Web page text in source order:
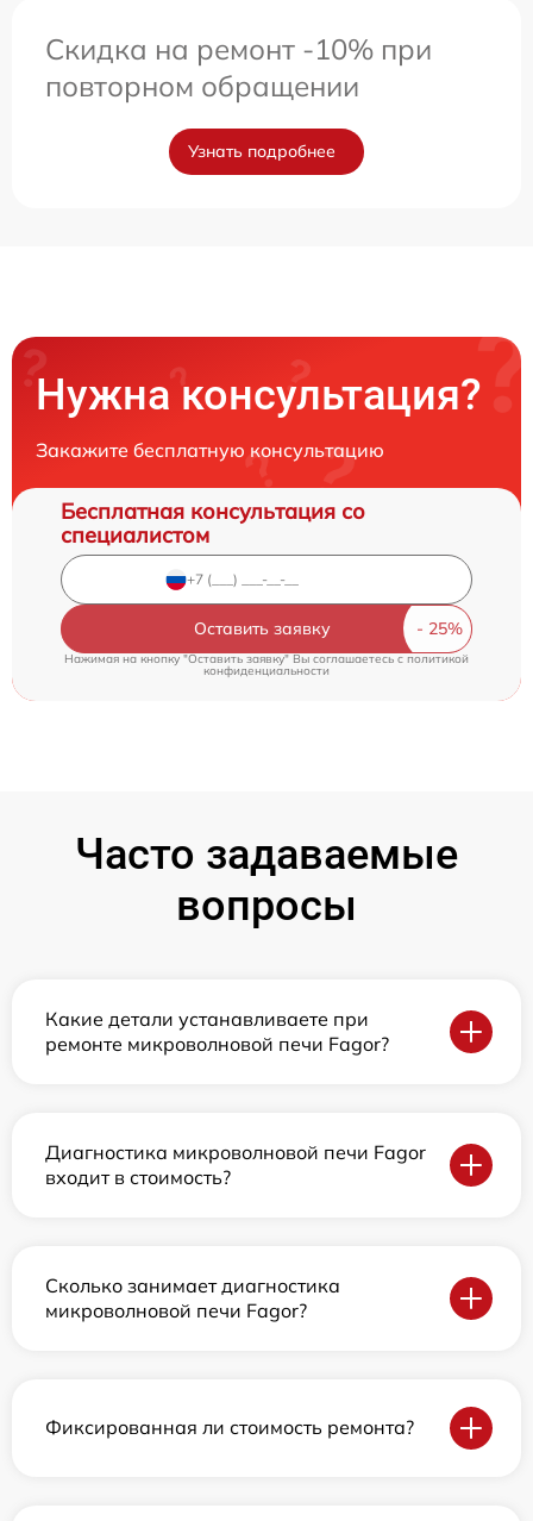
Скидка на ремонт -10% при
повторном обращении
Узнать подробнее
Нужна консультация?
Закажите бесплатную консультацию
Бесплатная консультация со
специалистом
Оставить заявку
Нажимая на кнопку "Оставить заявку" Вы соглашаетесь cполитикой
конфиденциальности
Часто задаваемые
вопросы
Какие детали устанавливаете при
ремонте микроволновой печи Fagor?
Диагностика микроволновой печи Fagor
входит в стоимость?
Сколько занимает диагностика
микроволновой печи Fagor?
Фиксированная ли стоимость ремонта?